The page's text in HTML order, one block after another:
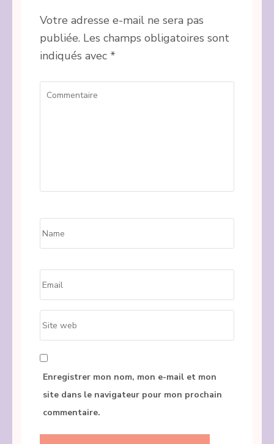
Votre adresse e-mail ne sera pas
publiée. Les champs obligatoires sont
indiqués avec *
Commentaire
web
Enregistrer mon nom, mon e-mail et mon
site dans le navigateur pour mon prochain
commentaire.